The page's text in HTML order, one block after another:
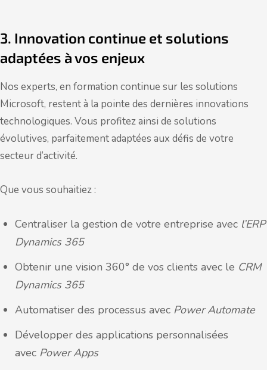
3. Innovation continue et solutions
adaptées à vos enjeux
Nos experts, en formation continue sur les solutions
Microsoft, restent à la pointe des dernières innovations
technologiques. Vous profitez ainsi de solutions
évolutives, parfaitement adaptées aux défis de votre
secteur d’activité.
Que vous souhaitiez :
Centraliser la gestion de votre entreprise avec l’ERP
Dynamics 365
Obtenir une vision 360° de vos clients avec le CRM
Dynamics 365
Automatiser des processus avec Power Automate
Développer des applications personnalisées
avec Power Apps